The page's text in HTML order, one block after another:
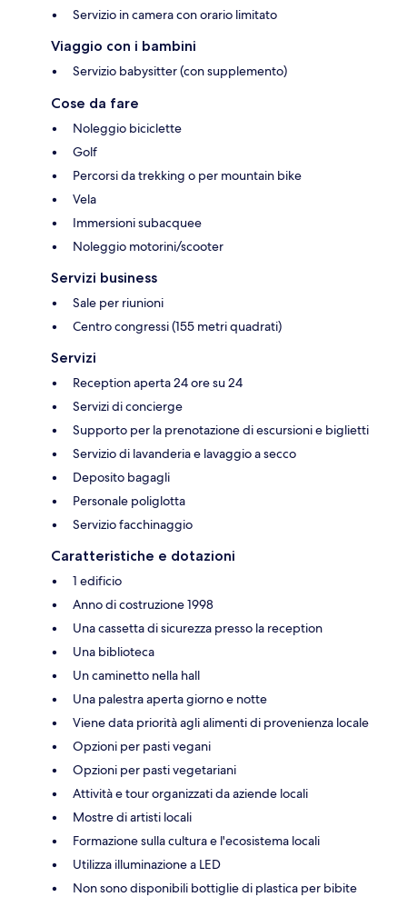
Servizio in camera con orario limitato
Viaggio con i bambini
Servizio babysitter (con supplemento)
Cose da fare
Noleggio biciclette
Golf
Percorsi da trekking o per mountain bike
Vela
Immersioni subacquee
Noleggio motorini/scooter
Servizi business
Sale per riunioni
Centro congressi (155 metri quadrati)
Servizi
Reception aperta 24 ore su 24
Servizi di concierge
Supporto per la prenotazione di escursioni e biglietti
Servizio di lavanderia e lavaggio a secco
Deposito bagagli
Personale poliglotta
Servizio facchinaggio
Caratteristiche e dotazioni
1 edificio
Anno di costruzione 1998
Una cassetta di sicurezza presso la reception
Una biblioteca
Un caminetto nella hall
Una palestra aperta giorno e notte
Viene data priorità agli alimenti di provenienza locale
Opzioni per pasti vegani
Opzioni per pasti vegetariani
Attività e tour organizzati da aziende locali
Mostre di artisti locali
Formazione sulla cultura e l'ecosistema locali
Utilizza illuminazione a LED
Non sono disponibili bottiglie di plastica per bibite